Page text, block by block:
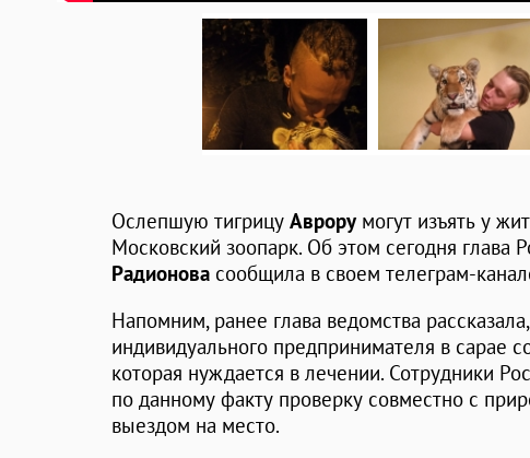
Ослепшую тигрицу Аврору могут изъять у
Московский зоопарк. Об этом сегодня глава
Радионова сообщила в своем телеграм-
Напомним, ранее глава ведомства
индивидуального предпринимателя в сарае
которая нуждается в лечении. Сотрудники
по данному факту проверку совместно с
выездом на место.